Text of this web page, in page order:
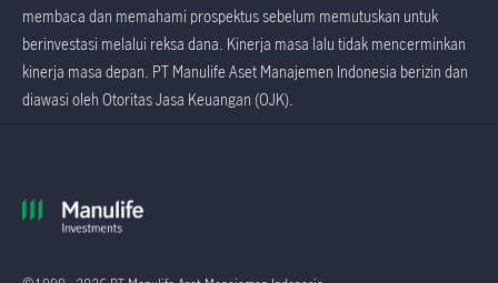
membaca dan memahami prospektus sebelum memutuskan untuk
berinvestasi melalui reksa dana. Kinerja masa lalu tidak mencerminkan
kinerja masa depan. PT Manulife Aset Manajemen Indonesia berizin dan
diawasi oleh Otoritas Jasa Keuangan (OJK).